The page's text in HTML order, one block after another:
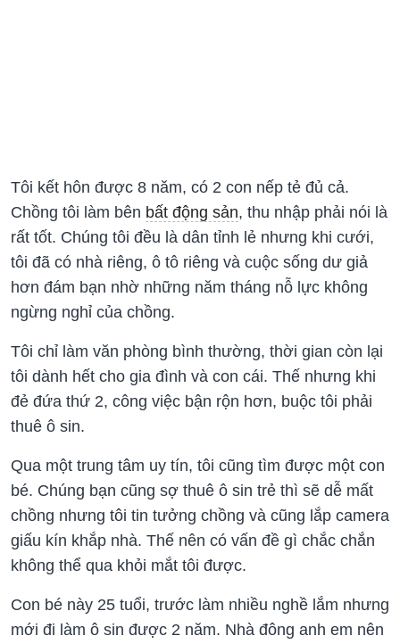
Tôi kết hôn được 8 năm, có 2 con nếp tẻ đủ cả.
Chồng tôi làm bên bất động sản, thu nhập phải nói là
rất tốt. Chúng tôi đều là dân tỉnh lẻ nhưng khi cưới,
tôi đã có nhà riêng, ô tô riêng và cuộc sống dư giả
hơn đám bạn nhờ những năm tháng nỗ lực không
ngừng nghỉ của chồng.
Tôi chỉ làm văn phòng bình thường, thời gian còn lại
tôi dành hết cho gia đình và con cái. Thế nhưng khi
đẻ đứa thứ 2, công việc bận rộn hơn, buộc tôi phải
thuê ô sin.
Qua một trung tâm uy tín, tôi cũng tìm được một con
bé. Chúng bạn cũng sợ thuê ô sin trẻ thì sẽ dễ mất
chồng nhưng tôi tin tưởng chồng và cũng lắp camera
giấu kín khắp nhà. Thế nên có vấn đề gì chắc chắn
không thể qua khỏi mắt tôi được.
Con bé này 25 tuổi, trước làm nhiều nghề lắm nhưng
mới đi làm ô sin được 2 năm. Nhà đông anh em nên